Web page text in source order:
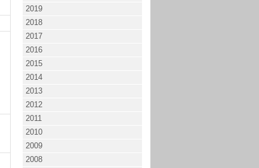
2019
2018
2017
2016
2015
2014
2013
2012
2011
2010
2009
2008